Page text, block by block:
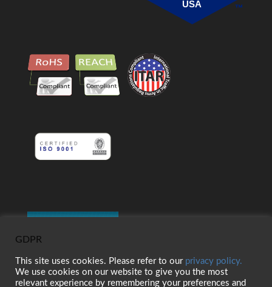
USA
GDPR
This site uses cookies. Please refer to our privacy policy.
We use cookies on our website to give you the most
relevant experience by remembering your preferences and